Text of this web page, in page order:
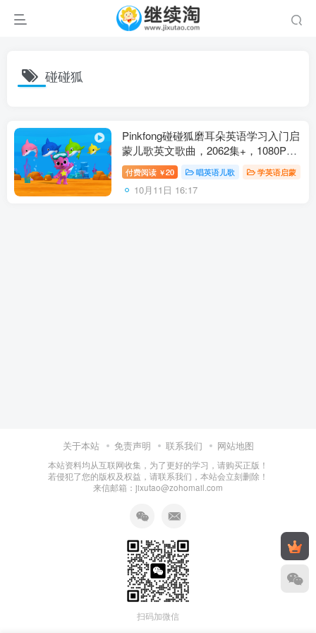
碰碰狐
Pinkfong碰碰狐磨耳朵英语学习入门启
蒙儿歌英文歌曲，2062集+，1080P高
清视频带英文字幕，百度网盘下载！
付费阅读 ￥20 唱英语儿歌 学英语启蒙
10月11日 16:17
关于本站 免责声明 联系我们 网站地图
本站资料均从互联网收集，为了更好的学习，请购买正版！
若侵犯了您的版权及权益，请联系我们，本站会立刻删除！
来信邮箱：jixutao@zohomail.com
扫码加微信